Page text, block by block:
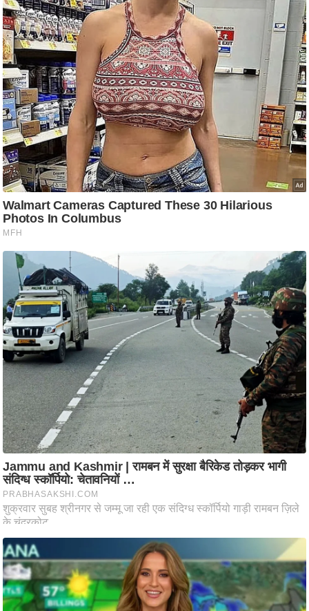
आ
र
.
आ
ई
.
चा
य
प
र
स
मी
क्षा
ध
र्म
ज्यो
ति
ष
प्र
भु
म
हि
मा
/
ध
र्म
स्थ
ल
व्र
त
त्यो
हा
र